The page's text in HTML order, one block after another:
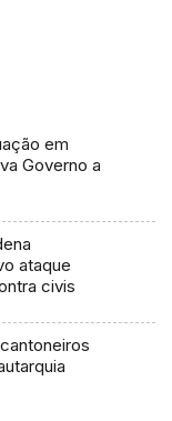
em
Governo a
ataque
civis